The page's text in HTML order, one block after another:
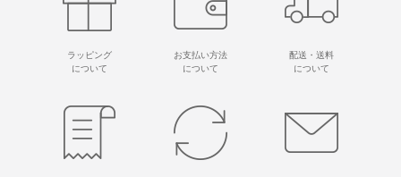
ラッピング
について
お支払い方法
について
配送・送料
について